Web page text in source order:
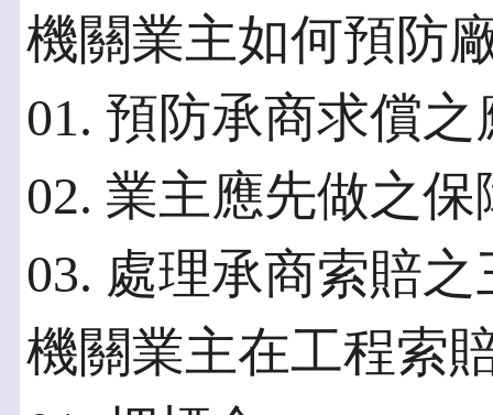
機關業主如何預防
01. 預防承商求償
02. 業主應先做之
03. 處理承商索賠
機關業主在工程索